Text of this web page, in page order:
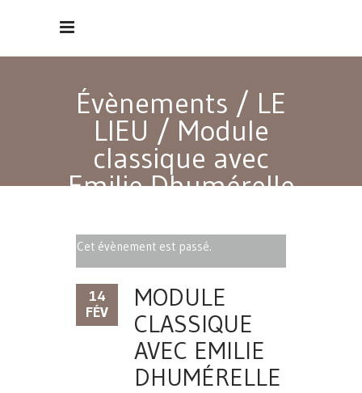
Évènements / LE
LIEU / Module
classique avec
Emilie Dhumérelle
Cet évènement est passé.
14
FÉV
MODULE
CLASSIQUE
AVEC EMILIE
DHUMÉRELLE